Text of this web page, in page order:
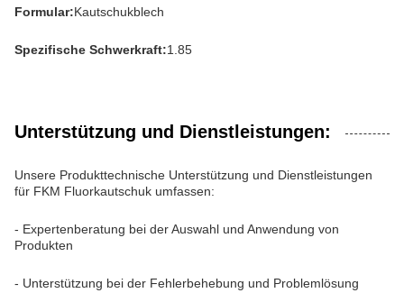
Formular:Kautschukblech
Spezifische Schwerkraft:1.85
Unterstützung und Dienstleistungen:
Unsere Produkttechnische Unterstützung und Dienstleistungen
für FKM Fluorkautschuk umfassen:
- Expertenberatung bei der Auswahl und Anwendung von
Produkten
- Unterstützung bei der Fehlerbehebung und Problemlösung